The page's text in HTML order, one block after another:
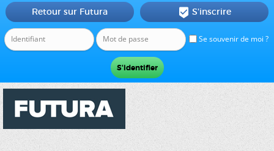
Se souvenir de moi ?
Retour sur Futura  S'inscrire